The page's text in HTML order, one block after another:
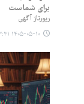
برای شماست
رپورتاژ آگهی
۱۴۰۵-۰۵-۱۰ ۱۳:۳۱